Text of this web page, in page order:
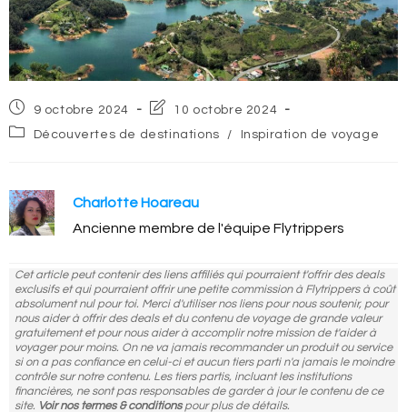
Post
published:
9 octobre 2024
Post
modified:
10 octobre 2024
PostDécouvertes de destinations / Inspiration de voyage
Charlotte Hoareau
Ancienne membre de l'équipe Flytrippers
Cet article peut contenir des liens affiliés qui pourraient t'offrir des deals
exclusifs et qui pourraient offrir une petite commission à Flytrippers à coût
absolument nul pour toi. Merci d'utiliser nos liens pour nous soutenir, pour
nous aider à offrir des deals et du contenu de voyage de grande valeur
gratuitement et pour nous aider à accomplir notre mission de t'aider à
voyager pour moins. On ne va jamais recommander un produit ou service
si on a pas confiance en celui-ci et aucun tiers parti n'a jamais le moindre
contrôle sur notre contenu. Les tiers partis, incluant les institutions
financières, ne sont pas responsables de garder à jour le contenu de ce
site. Voir nos termes & conditionspour plus de détails.